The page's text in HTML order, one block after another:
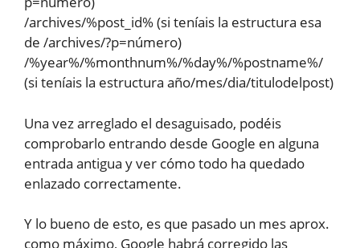
/archives/%post_id% (si teníais la estructura esa
de /archives/?p=número)
/%year%/%monthnum%/%day%/%postname%/
(si teníais la estructura año/mes/dia/titulodelpost)
Una vez arreglado el desaguisado, podéis
comprobarlo entrando desde Google en alguna
entrada antigua y ver cómo todo ha quedado
enlazado correctamente.
Y lo bueno de esto, es que pasado un mes aprox.
como máximo, Google habrá corregido las